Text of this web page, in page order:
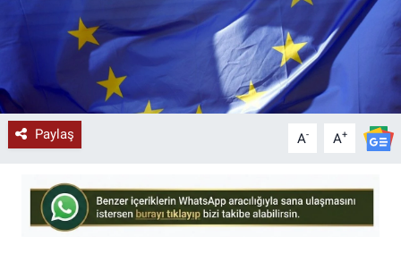
Paylaş A- A+
RESMİ İLAN